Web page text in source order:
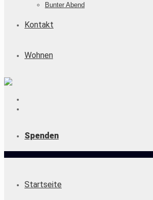
Bunter Abend
Kontakt
Wohnen
Spenden
Startseite